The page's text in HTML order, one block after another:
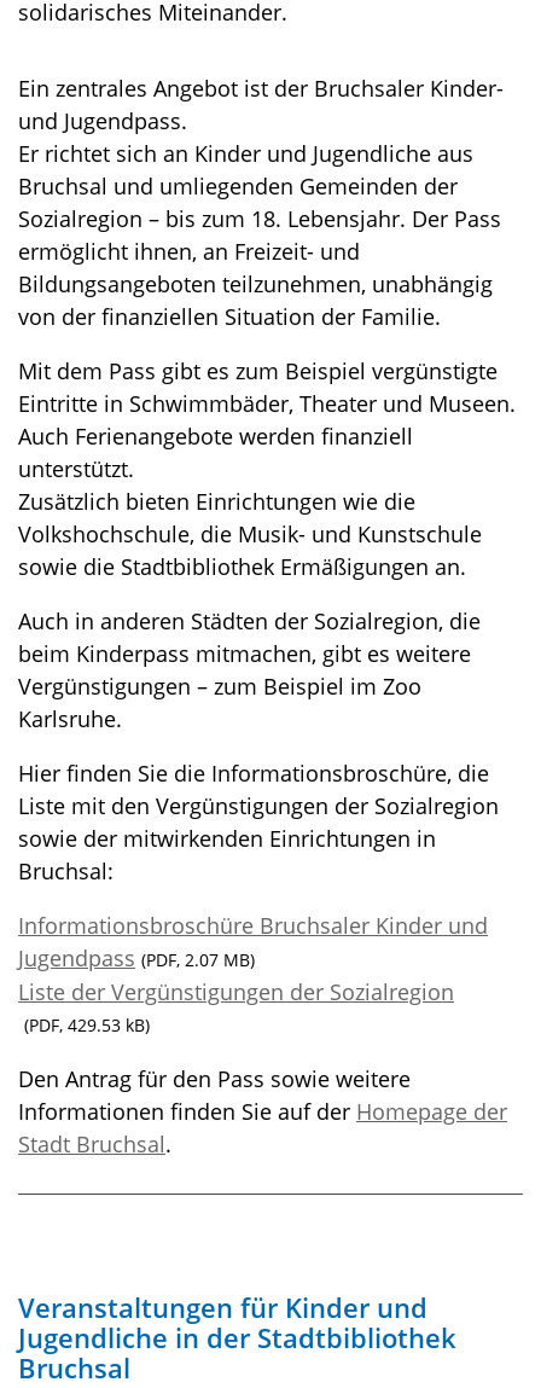
solidarisches Miteinander.
Ein zentrales Angebot ist der Bruchsaler Kinder-
und Jugendpass.
Er richtet sich an Kinder und Jugendliche aus
Bruchsal und umliegenden Gemeinden der
Sozialregion – bis zum 18. Lebensjahr. Der Pass
ermöglicht ihnen, an Freizeit- und
Bildungsangeboten teilzunehmen, unabhängig
von der finanziellen Situation der Familie.
Mit dem Pass gibt es zum Beispiel vergünstigte
Eintritte in Schwimmbäder, Theater und Museen.
Auch Ferienangebote werden finanziell
unterstützt.
Zusätzlich bieten Einrichtungen wie die
Volkshochschule, die Musik- und Kunstschule
sowie die Stadtbibliothek Ermäßigungen an.
Auch in anderen Städten der Sozialregion, die
beim Kinderpass mitmachen, gibt es weitere
Vergünstigungen – zum Beispiel im Zoo
Karlsruhe.
Hier finden Sie die Informationsbroschüre, die
Liste mit den Vergünstigungen der Sozialregion
sowie der mitwirkenden Einrichtungen in
Bruchsal:
Informationsbroschüre Bruchsaler Kinder und
Jugendpass (PDF, 2.07 MB)
Liste der Vergünstigungen der Sozialregion
(PDF, 429.53 kB)
Den Antrag für den Pass sowie weitere
Informationen finden Sie auf der Homepage der
Stadt Bruchsal.
Veranstaltungen für Kinder und
Jugendliche in der Stadtbibliothek
Bruchsal